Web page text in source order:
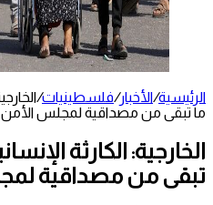
الرئيسية/الأخبار/فلسطينيات/
ما تبقى من مصداقية لمجلس الأمن
الخارجية: الكارثة
تبقى من مصداقية